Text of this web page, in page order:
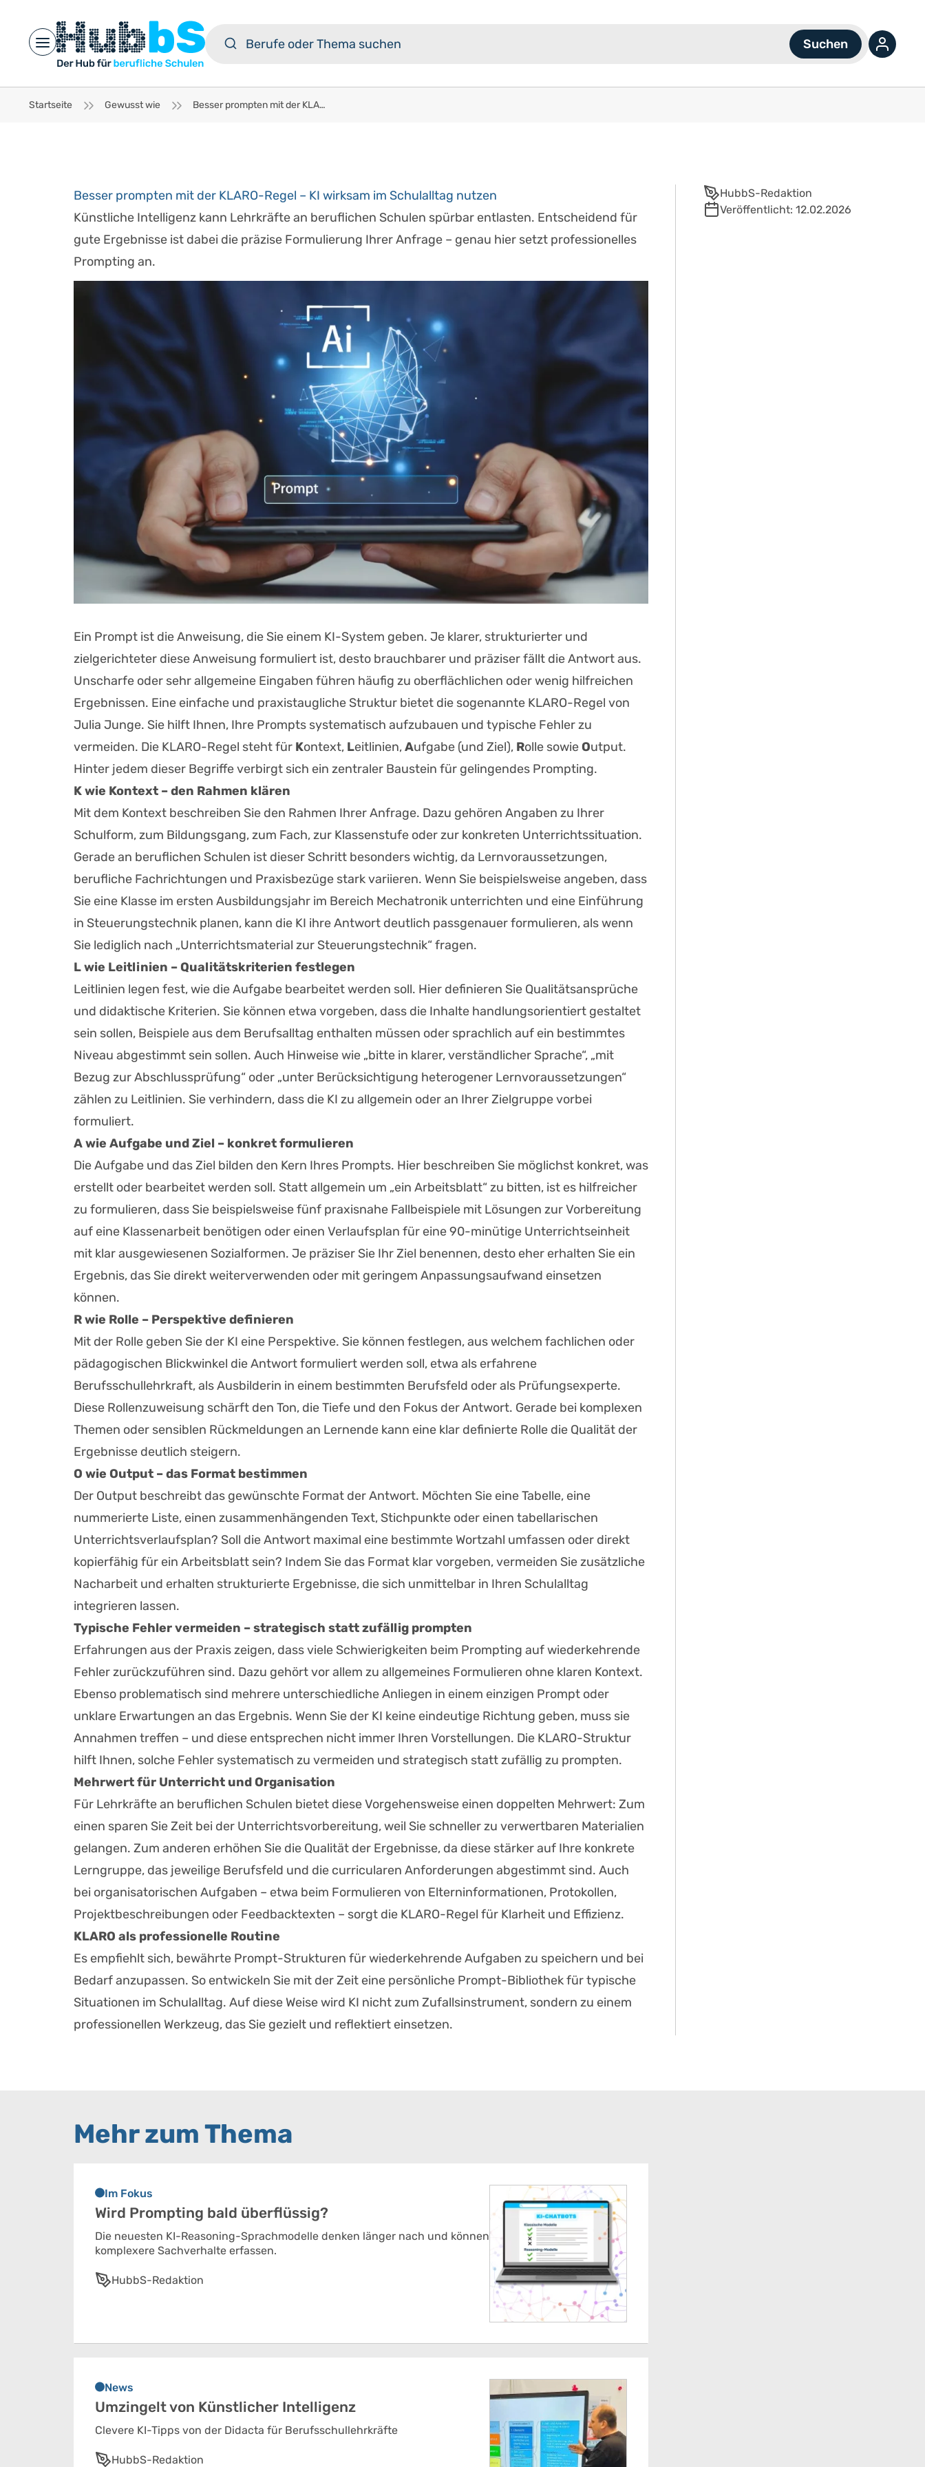
Open main menu
Startseite Gewusst wie Besser prompten mit der KLARO-Regel – KI wirksam im Schulalltag nutzen
Besser prompten mit der KLARO-Regel – KI wirksam im Schulalltag nutzen
Künstliche Intelligenz kann Lehrkräfte an beruflichen Schulen spürbar entlasten. Entscheidend für
gute Ergebnisse ist dabei die präzise Formulierung Ihrer Anfrage – genau hier setzt professionelles
Prompting an.
Ein Prompt ist die Anweisung, die Sie einem KI-System geben. Je klarer, strukturierter und
zielgerichteter diese Anweisung formuliert ist, desto brauchbarer und präziser fällt die Antwort aus.
Unscharfe oder sehr allgemeine Eingaben führen häufig zu oberflächlichen oder wenig hilfreichen
Ergebnissen. Eine einfache und praxistaugliche Struktur bietet die sogenannte KLARO-Regel von
Julia Junge. Sie hilft Ihnen, Ihre Prompts systematisch aufzubauen und typische Fehler zu
vermeiden. Die KLARO-Regel steht für Kontext, Leitlinien,Aufgabe (und Ziel), Rolle sowieOutput.
Hinter jedem dieser Begriffe verbirgt sich ein zentraler Baustein für gelingendes Prompting.
K wie Kontext – den Rahmen klären
Mit dem Kontext beschreiben Sie den Rahmen Ihrer Anfrage. Dazu gehören Angaben zu Ihrer
Schulform, zum Bildungsgang, zum Fach, zur Klassenstufe oder zur konkreten Unterrichtssituation.
Gerade an beruflichen Schulen ist dieser Schritt besonders wichtig, da Lernvoraussetzungen,
berufliche Fachrichtungen und Praxisbezüge stark variieren. Wenn Sie beispielsweise angeben, dass
Sie eine Klasse im ersten Ausbildungsjahr im Bereich Mechatronik unterrichten und eine Einführung
in Steuerungstechnik planen, kann die KI ihre Antwort deutlich passgenauer formulieren, als wenn
Sie lediglich nach „Unterrichtsmaterial zur Steuerungstechnik“ fragen.
L wie Leitlinien – Qualitätskriterien festlegen
Leitlinien legen fest, wie die Aufgabe bearbeitet werden soll. Hier definieren Sie Qualitätsansprüche
und didaktische Kriterien. Sie können etwa vorgeben, dass die Inhalte handlungsorientiert gestaltet
sein sollen, Beispiele aus dem Berufsalltag enthalten müssen oder sprachlich auf ein bestimmtes
Niveau abgestimmt sein sollen. Auch Hinweise wie „bitte in klarer, verständlicher Sprache“, „mit
Bezug zur Abschlussprüfung“ oder „unter Berücksichtigung heterogener Lernvoraussetzungen“
zählen zu Leitlinien. Sie verhindern, dass die KI zu allgemein oder an Ihrer Zielgruppe vorbei
formuliert.
A wie Aufgabe und Ziel – konkret formulieren
Die Aufgabe und das Ziel bilden den Kern Ihres Prompts. Hier beschreiben Sie möglichst konkret, was
erstellt oder bearbeitet werden soll. Statt allgemein um „ein Arbeitsblatt“ zu bitten, ist es hilfreicher
zu formulieren, dass Sie beispielsweise fünf praxisnahe Fallbeispiele mit Lösungen zur Vorbereitung
auf eine Klassenarbeit benötigen oder einen Verlaufsplan für eine 90-minütige Unterrichtseinheit
mit klar ausgewiesenen Sozialformen. Je präziser Sie Ihr Ziel benennen, desto eher erhalten Sie ein
Ergebnis, das Sie direkt weiterverwenden oder mit geringem Anpassungsaufwand einsetzen
können.
R wie Rolle – Perspektive definieren
Mit der Rolle geben Sie der KI eine Perspektive. Sie können festlegen, aus welchem fachlichen oder
pädagogischen Blickwinkel die Antwort formuliert werden soll, etwa als erfahrene
Berufsschullehrkraft, als Ausbilderin in einem bestimmten Berufsfeld oder als Prüfungsexperte.
Diese Rollenzuweisung schärft den Ton, die Tiefe und den Fokus der Antwort. Gerade bei komplexen
Themen oder sensiblen Rückmeldungen an Lernende kann eine klar definierte Rolle die Qualität der
Ergebnisse deutlich steigern.
O wie Output – das Format bestimmen
Der Output beschreibt das gewünschte Format der Antwort. Möchten Sie eine Tabelle, eine
nummerierte Liste, einen zusammenhängenden Text, Stichpunkte oder einen tabellarischen
Unterrichtsverlaufsplan? Soll die Antwort maximal eine bestimmte Wortzahl umfassen oder direkt
kopierfähig für ein Arbeitsblatt sein? Indem Sie das Format klar vorgeben, vermeiden Sie zusätzliche
Nacharbeit und erhalten strukturierte Ergebnisse, die sich unmittelbar in Ihren Schulalltag
integrieren lassen.
Typische Fehler vermeiden – strategisch statt zufällig prompten
Erfahrungen aus der Praxis zeigen, dass viele Schwierigkeiten beim Prompting auf wiederkehrende
Fehler zurückzuführen sind. Dazu gehört vor allem zu allgemeines Formulieren ohne klaren Kontext.
Ebenso problematisch sind mehrere unterschiedliche Anliegen in einem einzigen Prompt oder
unklare Erwartungen an das Ergebnis. Wenn Sie der KI keine eindeutige Richtung geben, muss sie
Annahmen treffen – und diese entsprechen nicht immer Ihren Vorstellungen. Die KLARO-Struktur
hilft Ihnen, solche Fehler systematisch zu vermeiden und strategisch statt zufällig zu prompten.
Mehrwert für Unterricht und Organisation
Für Lehrkräfte an beruflichen Schulen bietet diese Vorgehensweise einen doppelten Mehrwert: Zum
einen sparen Sie Zeit bei der Unterrichtsvorbereitung, weil Sie schneller zu verwertbaren Materialien
gelangen. Zum anderen erhöhen Sie die Qualität der Ergebnisse, da diese stärker auf Ihre konkrete
Lerngruppe, das jeweilige Berufsfeld und die curricularen Anforderungen abgestimmt sind. Auch
bei organisatorischen Aufgaben – etwa beim Formulieren von Elterninformationen, Protokollen,
Projektbeschreibungen oder Feedbacktexten – sorgt die KLARO-Regel für Klarheit und Effizienz.
KLARO als professionelle Routine
Es empfiehlt sich, bewährte Prompt-Strukturen für wiederkehrende Aufgaben zu speichern und bei
Bedarf anzupassen. So entwickeln Sie mit der Zeit eine persönliche Prompt-Bibliothek für typische
Situationen im Schulalltag. Auf diese Weise wird KI nicht zum Zufallsinstrument, sondern zu einem
professionellen Werkzeug, das Sie gezielt und reflektiert einsetzen.
HubbS-Redaktion
Veröffentlicht: 12.02.2026
Mehr zum Thema
Im Fokus
Wird Prompting bald überflüssig?
Die neuesten KI-Reasoning-Sprachmodelle denken länger nach und können
komplexere Sachverhalte erfassen.
HubbS-Redaktion
News
Umzingelt von Künstlicher Intelligenz
Clevere KI-Tipps von der Didacta für Berufsschullehrkräfte
HubbS-Redaktion